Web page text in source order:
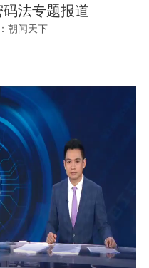
法专题报道
朝闻天下